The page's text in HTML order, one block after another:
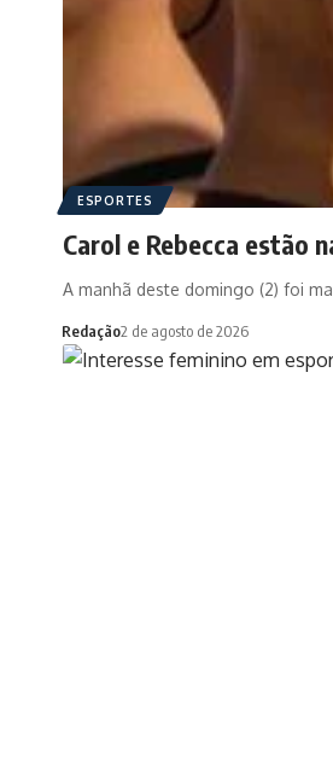
ESPORTES
Carol e Rebecca estão
A manhã deste domingo (2) foi
Redação2 de agosto de 2026